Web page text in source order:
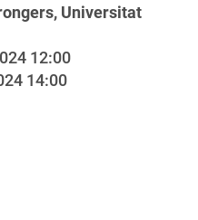
Universitat
12:00
14:00